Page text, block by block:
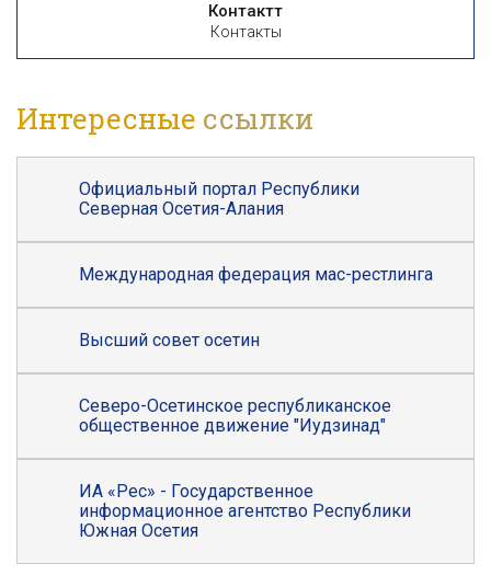
Контакттӕ
Контакты
Интересные ссылки
Официальный портал Республики
Северная Осетия-Алания
Международная федерация мас-рестлинга
Высший совет осетин
Северо-Осетинское республиканское
общественное движение "Иудзинад"
ИА «Рес» - Государственное
информационное агентство Республики
Южная Осетия